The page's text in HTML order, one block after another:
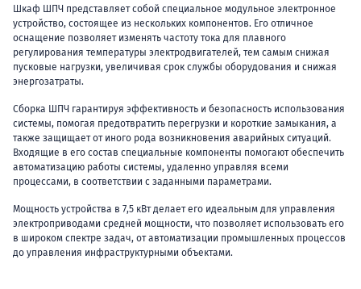
Шкаф ШПЧ представляет собой специальное модульное электронное
устройство, состоящее из нескольких компонентов. Его отличное
оснащение позволяет изменять частоту тока для плавного
регулирования температуры электродвигателей, тем самым снижая
пусковые нагрузки, увеличивая срок службы оборудования и снижая
энергозатраты.
Сборка ШПЧ гарантируя эффективность и безопасность использования
системы, помогая предотвратить перегрузки и короткие замыкания, а
также защищает от иного рода возникновения аварийных ситуаций.
Входящие в его состав специальные компоненты помогают обеспечить
автоматизацию работы системы, удаленно управляя всеми
процессами, в соответствии с заданными параметрами.
Мощность устройства в 7,5 кВт делает его идеальным для управления
электроприводами средней мощности, что позволяет использовать его
в широком спектре задач, от автоматизации промышленных процессов
до управления инфраструктурными объектами.